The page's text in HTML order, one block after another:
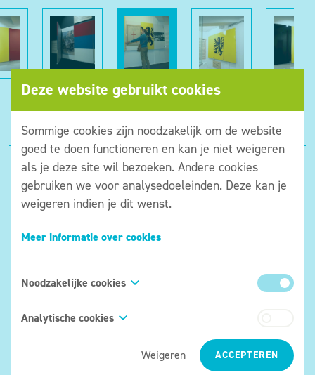
Museum aan de Ijzer
8600 Diksmuide
info@aandeijzer.be
Deze website gebruikt cookies
Sommige cookies zijn noodzakelijk om de website
goed te doen functioneren en kan je niet weigeren
als je deze site wil bezoeken. Andere cookies
gebruiken we voor analysedoeleinden. Deze kan je
weigeren indien je dit wenst.
Meer informatie over cookies
Noodzakelijke cookies
Deze cookies zijn onmisbaar om onze website te
ervan te kunnen gebruiken. Deze cookies laten je
bijvoorbeeld toe om te navigeren tussen de
Analytische cookies
We gebruiken analytische cookies om informatie te
verzamelen over het gebruik dat bezoekers maken
Weigeren ACCEPTEREN